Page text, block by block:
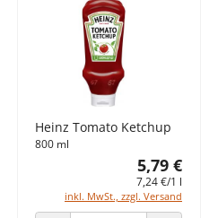
Heinz Tomato Ketchup
800 ml
5,79 €
7,24 €/1 l
inkl. MwSt., zzgl. Versand